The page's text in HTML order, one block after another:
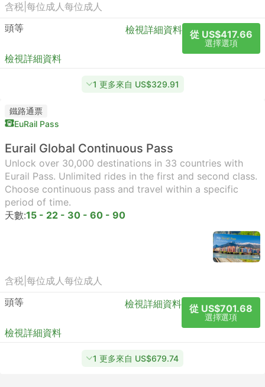
含税 每位成人每位成人
頭等
檢視詳細資料 從 US$417.66
選擇選項
檢視詳細資料
1 更多來自 US$329.91
鐵路通票
EuRail Pass
Eurail Global Continuous Pass
Unlock over 30,000 destinations in 33 countries with
Eurail Pass. Unlimited rides in the first and second class.
Choose continuous pass and travel within a specific
period of time.
天數:15 - 22 - 30 - 60 - 90
含税 每位成人每位成人
頭等
檢視詳細資料 從 US$701.68
選擇選項
檢視詳細資料
1 更多來自 US$679.74